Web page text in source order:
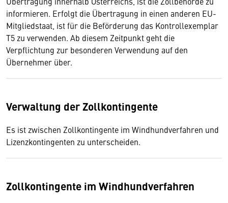
informieren. Erfolgt die Übertragung in einen anderen EU-
Mitgliedstaat, ist für die Beförderung das Kontrollexemplar
T5 zu verwenden. Ab diesem Zeitpunkt geht die
Verpflichtung zur besonderen Verwendung auf den
Übernehmer über.
Verwaltung der Zollkontingente
Es ist zwischen Zollkontingente im Windhundverfahren und
Lizenzkontingenten zu unterscheiden.
Zollkontingente im Windhundverfahren